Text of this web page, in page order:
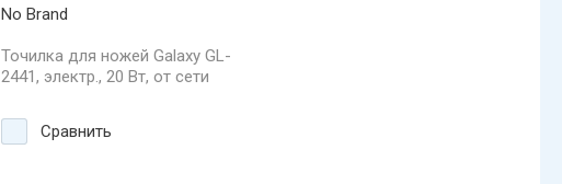
No Brand
Точилка для ножей Galaxy GL-
2441, электр., 20 Вт, от сети
Сравнить